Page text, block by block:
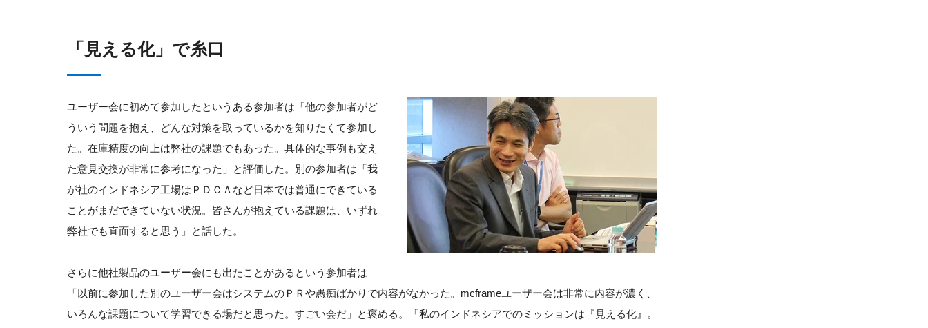
「見える化」で糸口
ユーザー会に初めて参加したというある参加者は「他の参加者がど
ういう問題を抱え、どんな対策を取っているかを知りたくて参加し
た。在庫精度の向上は弊社の課題でもあった。具体的な事例も交え
た意見交換が非常に参考になった」と評価した。別の参加者は「我
が社のインドネシア工場はＰＤＣＡなど日本では普通にできている
ことがまだできていない状況。皆さんが抱えている課題は、いずれ
弊社でも直面すると思う」と話した。
さらに他社製品のユーザー会にも出たことがあるという参加者は
「以前に参加した別のユーザー会はシステムのＰＲや愚痴ばかりで内容がなかった。mcframeユーザー会は非常に内容が濃く、
いろんな課題について学習できる場だと思った。すごい会だ」と褒める。「私のインドネシアでのミッションは『見える化』。